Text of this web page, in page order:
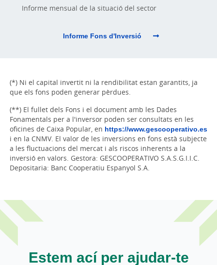
Informe mensual de la situació del sector
Informe Fons d'Inversió
(*) Ni el capital invertit ni la rendibilitat estan garantits, ja
que els fons poden generar pèrdues.
(**) El fullet dels Fons i el document amb les Dades
Fonamentals per a l'inversor poden ser consultats en les
oficines de Caixa Popular, en https://www.gescooperativo.es
i en la CNMV. El valor de les inversions en fons està subjecte
a les fluctuacions del mercat i als riscos inherents a la
inversió en valors. Gestora: GESCOOPERATIVO S.A.S.G.I.I.C.
Depositaria: Banc Cooperatiu Espanyol S.A.
Estem ací per ajudar-te